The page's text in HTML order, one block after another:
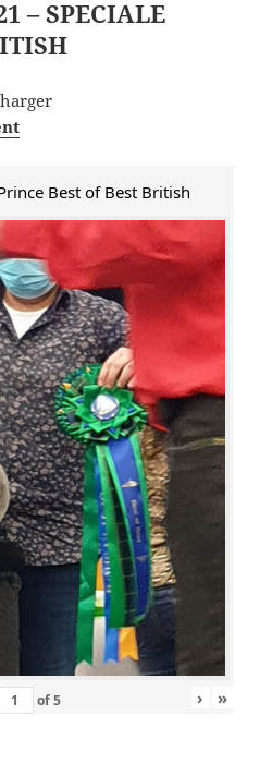
– SPECIALE
Best of Best British
of5 › »